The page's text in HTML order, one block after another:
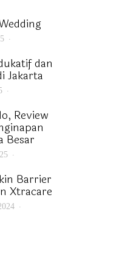
dan
Jakarta
Review
Besar
Barrier
Xtracare